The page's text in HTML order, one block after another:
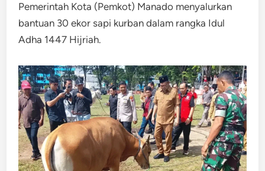
Pemerintah Kota (Pemkot) Manado menyalurkan
bantuan 30 ekor sapi kurban dalam rangka Idul
Adha 1447 Hijriah.